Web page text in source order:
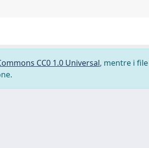
CC0 1.0 Universal, mentre i